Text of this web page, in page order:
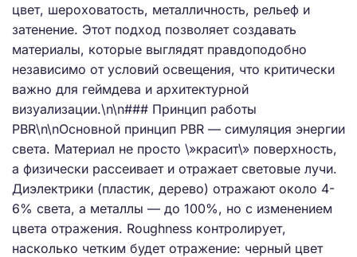
цвет, шероховатость, металличность, рельеф и
затенение. Этот подход позволяет создавать
материалы, которые выглядят правдоподобно
независимо от условий освещения, что критически
важно для геймдева и архитектурной
визуализации.\n\n### Принцип работы
PBR\n\nОсновной принцип PBR — симуляция энергии
света. Материал не просто \»красит\» поверхность,
а физически рассеивает и отражает световые лучи.
Диэлектрики (пластик, дерево) отражают около 4-
6% света, а металлы — до 100%, но с изменением
цвета отражения. Roughness контролирует,
насколько четким будет отражение: черный цвет